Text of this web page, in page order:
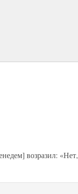
возразил: «Нет,